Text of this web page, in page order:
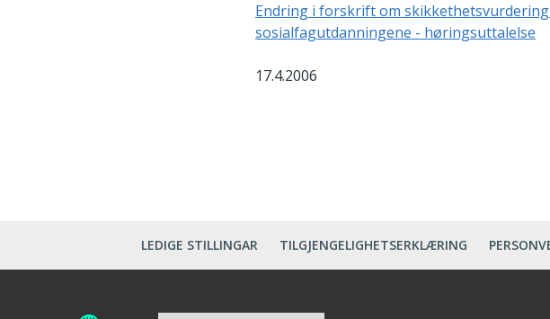
Endring i forskrift om
sosialfagutdanningene - høringsuttalelse
17.4.2006
LEDIGE STILLINGAR TILGJENGELIGHETSERKLÆRING